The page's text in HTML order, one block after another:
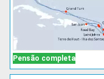
Pensão completa